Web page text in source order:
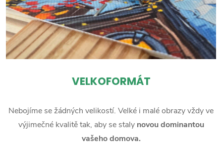
VELKOFORMÁT
Nebojíme se žádných velikostí. Velké i malé obrazy vždy ve
výjimečné kvalitě tak, aby se staly novou dominantou
vašeho domova.